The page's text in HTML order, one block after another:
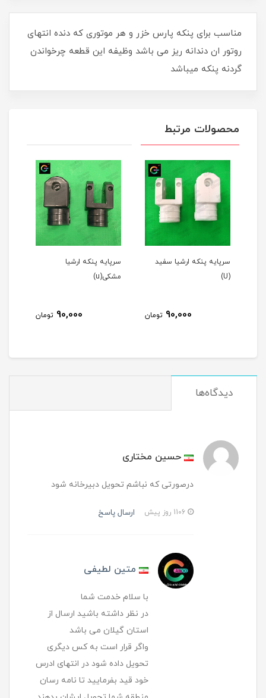
​​​​مناسب برای پنکه پارس خزر و هر موتوری که دنده انتهای
روتور ان دندانه ریز می باشد وظیفه این قطعه چرخواندن
گردنه پنکه میباشد
محصولات مرتبط
ارشیا سفید
سرپایه پنکه ارشیا
90,000
قالپاق پنکه ثانی رنگ
45,000
دیدگاه‌ها
حسین مختاری
درصورتی که نباشم تحویل دبیرخانه شود
ارسال پاسخ
متین لطیفی
با سلام خدمت شما
در نظر داشته باشید ارسال از
استان گیلان می باشد
واگر قرار است به کس دیگری
تحویل داده شود در انتهای ادرس
خود قید بفرمایید تا نامه رسان